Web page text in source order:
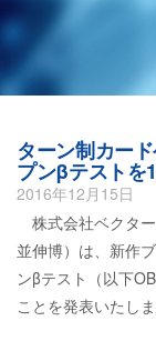
ターン制カー
プンβテストを
2016年12月15日
株式会社ベクタ
並伸博）は、新作
ンβテスト（以下
ことを発表いたしま